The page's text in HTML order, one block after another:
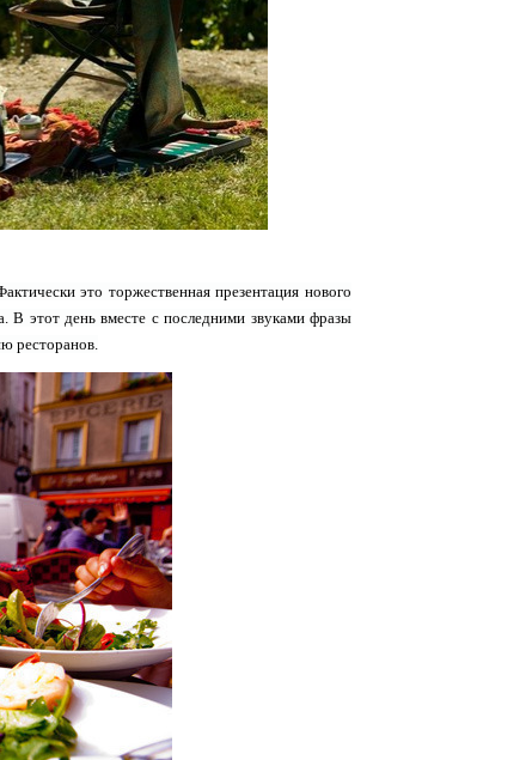
это торжественная презентация нового
В этот день вместе с последними звуками фразы
ресторанов.